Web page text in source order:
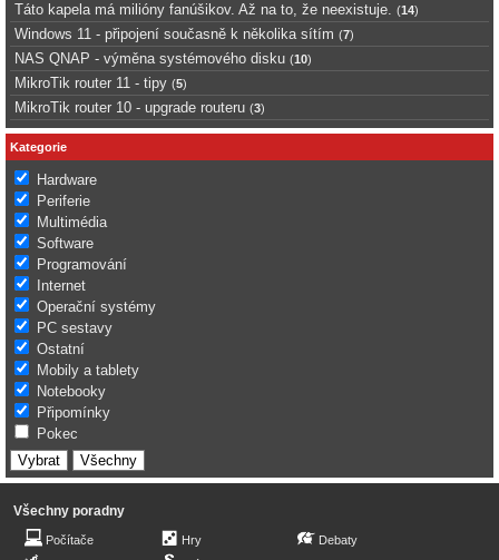
Táto kapela má milióny fanúšikov. Až na to, že neexistuje. (14)
Windows 11 - připojení současně k několika sítím (7)
NAS QNAP - výměna systémového disku (10)
MikroTik router 11 - tipy (5)
MikroTik router 10 - upgrade routeru (3)
Kategorie
Hardware
Periferie
Multimédia
Software
Programování
Internet
Operační systémy
PC sestavy
Ostatní
Mobily a tablety
Notebooky
Připomínky
Pokec
Všechny poradny
Počítače
Hry
Debaty